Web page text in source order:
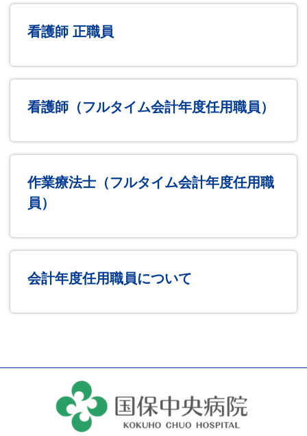
看護師 正職員
看護師（フルタイム会計年度任用職員）
作業療法士（フルタイム会計年度任用職
員）
会計年度任用職員について